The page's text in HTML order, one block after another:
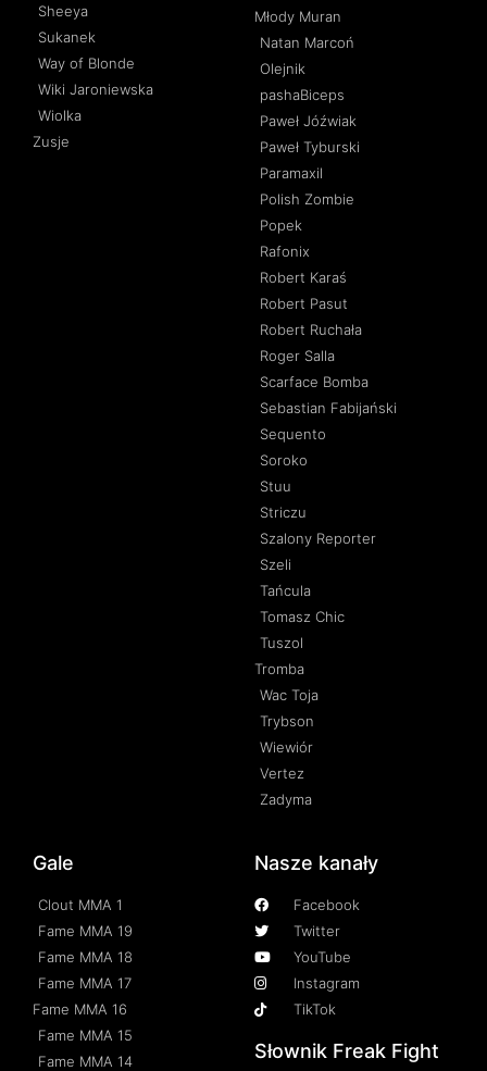
Sheeya
Sukanek
Way of Blonde
Wiki Jaroniewska
Wiolka
Zusje
Młody Muran
Natan Marcoń
Olejnik
pashaBiceps
Paweł Jóźwiak
Paweł Tyburski
Paramaxil
Polish Zombie
Popek
Rafonix
Robert Karaś
Robert Pasut
Robert Ruchała
Roger Salla
Scarface Bomba
Sebastian Fabijański
Sequento
Soroko
Stuu
Striczu
Szalony Reporter
Szeli
Tańcula
Tomasz Chic
Tuszol
Tromba
Wac Toja
Trybson
Wiewiór
Vertez
Zadyma
Gale
Clout MMA 1
Fame MMA 19
Fame MMA 18
Fame MMA 17
Fame MMA 16
Fame MMA 15
Fame MMA 14
Nasze kanały
Facebook
Twitter
YouTube
Instagram
TikTok
Słownik Freak Fight